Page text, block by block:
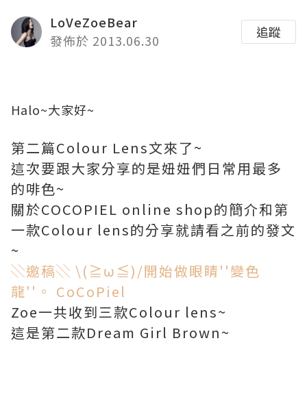
LoVeZoeBear
發佈於 2013.06.30
追蹤
Halo~大家好~
第二篇Colour Lens文來了~
這次要跟大家分享的是妞妞們日常用最多
的啡色~
關於COCOPIEL online shop的簡介和第
一款Colour lens的分享就請看之前的發文
~
░邀稿░ \(≧ω≦)/開始做眼睛''變色
龍''。 CoCoPiel
Zoe一共收到三款Colour lens~
這是第二款Dream Girl Brown~